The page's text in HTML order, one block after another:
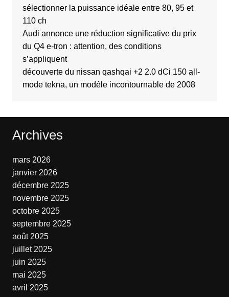
sélectionner la puissance idéale entre 80, 95 et
110 ch
Audi annonce une réduction significative du prix
du Q4 e-tron : attention, des conditions
s’appliquent
découverte du nissan qashqai +2 2.0 dCi 150 all-
mode tekna, un modèle incontournable de 2008
Archives
mars 2026
janvier 2026
décembre 2025
novembre 2025
octobre 2025
septembre 2025
août 2025
juillet 2025
juin 2025
mai 2025
avril 2025